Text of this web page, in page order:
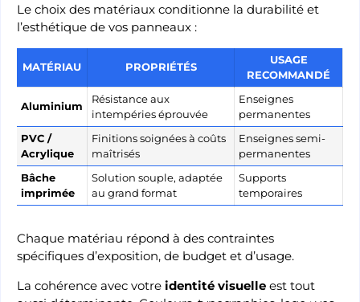
Le choix des matériaux conditionne la durabilité et
l’esthétique de vos panneaux :
MATÉRIAU PROPRIÉTÉS
USAGE
RECOMMANDÉ
Aluminium
Résistance aux
intempéries éprouvée
Enseignes
permanentes
PVC /
Acrylique
Finitions soignées à coûts
maîtrisés
Enseignes semi-
permanentes
Bâche
imprimée
Solution souple, adaptée
au grand format
Supports
temporaires
Chaque matériau répond à des contraintes
spécifiques d’exposition, de budget et d’usage.
La cohérence avec votre identité visuelle est tout